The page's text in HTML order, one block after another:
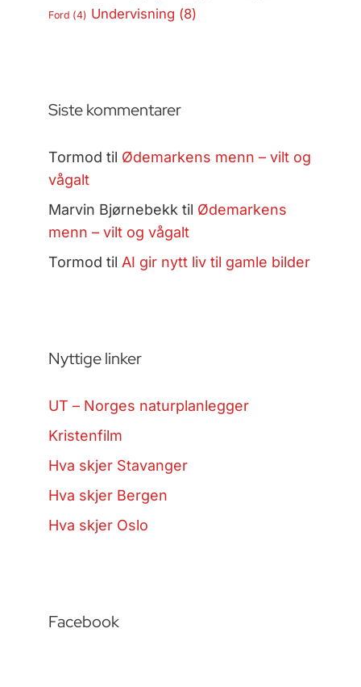
Ford (4) Undervisning (8)
Siste kommentarer
Tormod til Ødemarkens menn – vilt og
vågalt
Marvin Bjørnebekk til Ødemarkens
menn – vilt og vågalt
Tormod til AI gir nytt liv til gamle bilder
Nyttige linker
UT – Norges naturplanlegger
Kristenfilm
Hva skjer Stavanger
Hva skjer Bergen
Hva skjer Oslo
Facebook